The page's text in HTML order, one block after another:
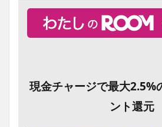
現金チャージで最大2.5%
ント還元